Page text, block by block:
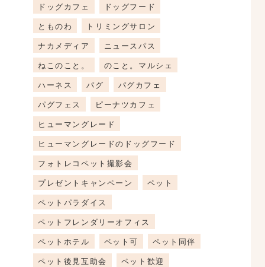
ドッグカフェ
ドッグフード
とものわ
トリミングサロン
ナカメディア
ニュースパス
ねこのこと。
のこと。マルシェ
ハーネス
パグ
パグカフェ
パグフェス
ピーナツカフェ
ヒューマングレード
ヒューマングレードのドッグフード
フォトレコペット撮影会
プレゼントキャンペーン
ペット
ペットパラダイス
ペットフレンダリーオフィス
ペットホテル
ペット可
ペット同伴
ペット後見互助会
ペット歓迎